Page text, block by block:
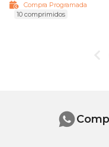
Compra Programada
10 comprimidos